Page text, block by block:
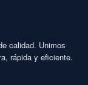
calidad. Unimos
rápida y eficiente.